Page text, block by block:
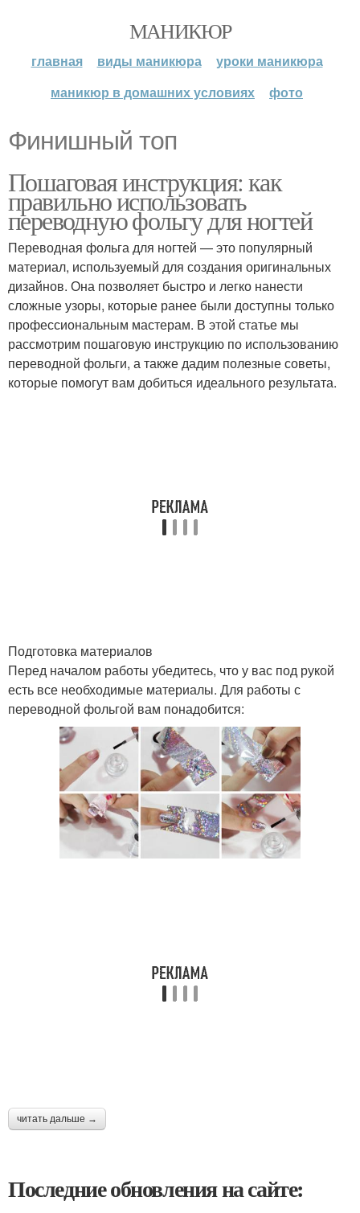
МАНИКЮР
главная виды маникюра
уроки маникюра
маникюр в домашних условиях
фото
Финишный топ
Пошаговая инструкция: как
правильно использовать
переводную фольгу для ногтей
Переводная фольга для ногтей — это популярный
материал, используемый для создания оригинальных
дизайнов. Она позволяет быстро и легко нанести
сложные узоры, которые ранее были доступны только
профессиональным мастерам. В этой статье мы
рассмотрим пошаговую инструкцию по использованию
переводной фольги, а также дадим полезные советы,
которые помогут вам добиться идеального результата.
Подготовка материалов
Перед началом работы убедитесь, что у вас под рукой
есть все необходимые материалы. Для работы с
переводной фольгой вам понадобится:
читать дальше →
Последние обновления на сайте: